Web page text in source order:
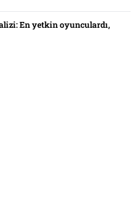
En yetkin oyunculardı,